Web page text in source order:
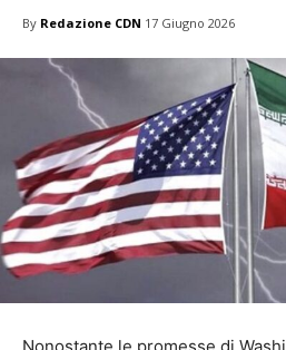
By Redazione CDN 17 Giugno 2026
Nonostante le promesse di